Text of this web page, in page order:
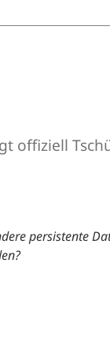
offiziell
persistente